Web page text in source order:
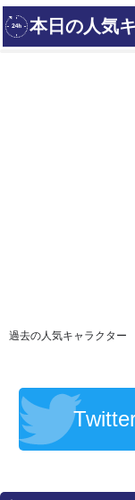
過去の人気キャラクター